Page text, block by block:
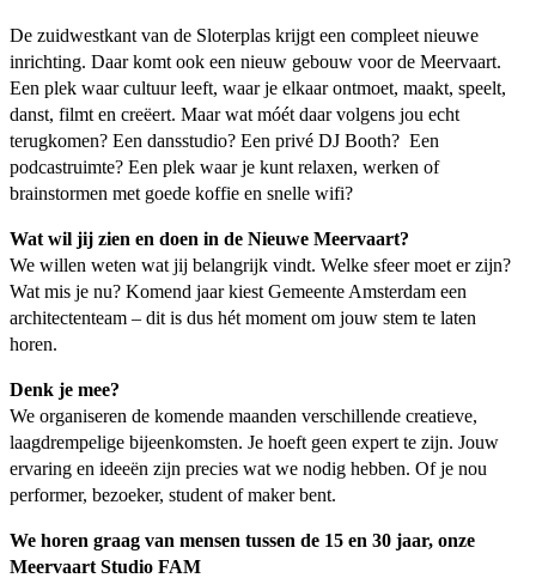
De zuidwestkant van de Sloterplas krijgt een compleet nieuwe
inrichting. Daar komt ook een nieuw gebouw voor de Meervaart.
Een plek waar cultuur leeft, waar je elkaar ontmoet, maakt, speelt,
danst, filmt en creëert. Maar wat móét daar volgens jou echt
terugkomen? Een dansstudio? Een privé DJ Booth? Een
podcastruimte? Een plek waar je kunt relaxen, werken of
brainstormen met goede koffie en snelle wifi?
Wat wil jij zien en doen in de Nieuwe Meervaart?
We willen weten wat jij belangrijk vindt. Welke sfeer moet er zijn?
Wat mis je nu? Komend jaar kiest Gemeente Amsterdam een
architectenteam – dit is dus hét moment om jouw stem te laten
horen.
Denk je mee?
We organiseren de komende maanden verschillende creatieve,
laagdrempelige bijeenkomsten. Je hoeft geen expert te zijn. Jouw
ervaring en ideeën zijn precies wat we nodig hebben. Of je nou
performer, bezoeker, student of maker bent.
We horen graag van mensen tussen de 15 en 30 jaar, onze
Meervaart Studio FAM